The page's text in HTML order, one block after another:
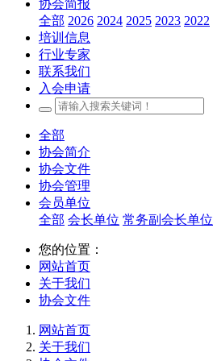
协会简报
全部 2026 2024 2025 2023 2022
培训信息
行业专家
联系我们
入会申请
全部
协会简介
协会文件
协会管理
会员单位
全部 会长单位 常务副会长单位
您的位置：
网站首页
关于我们
协会文件
网站首页
关于我们